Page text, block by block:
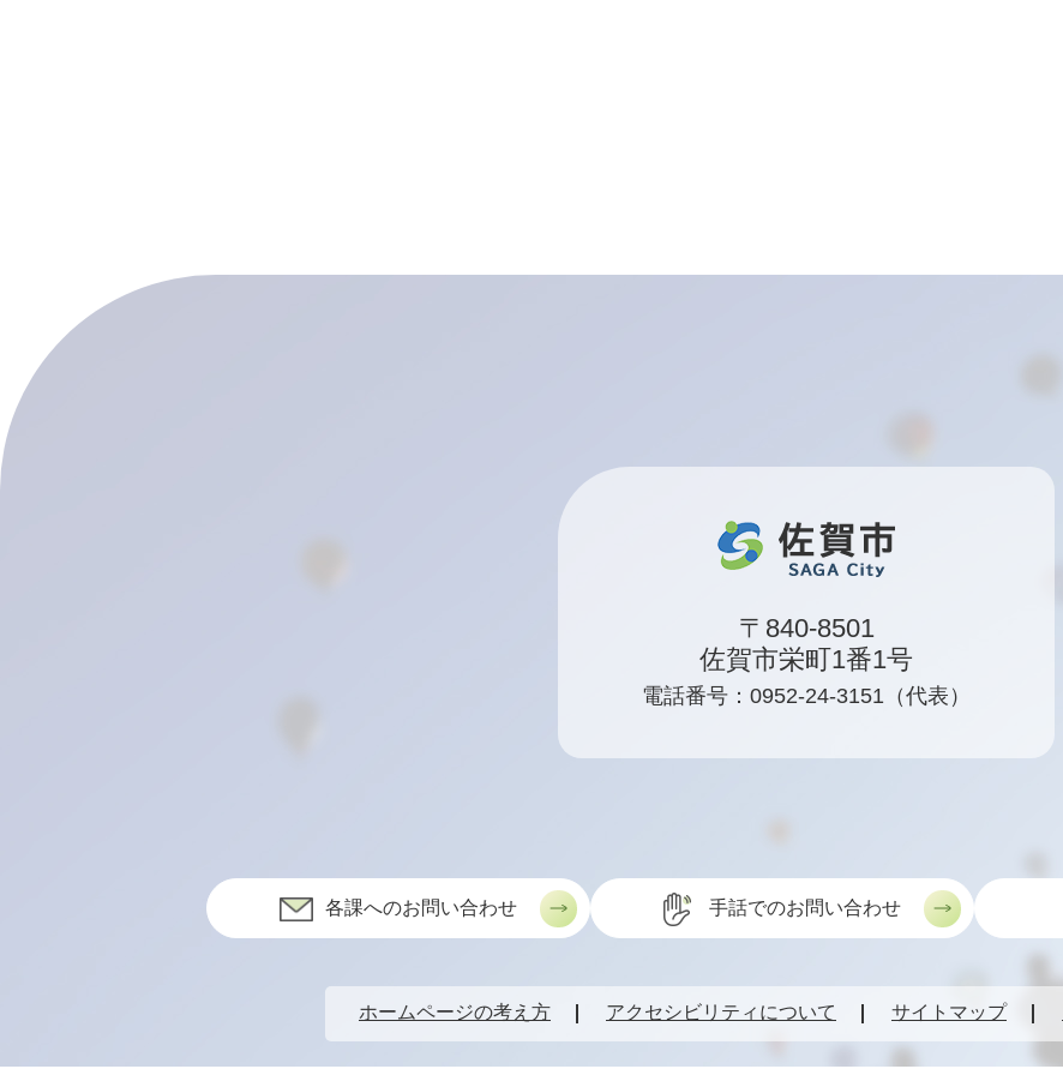
〒840-8501
佐賀市栄町1番1号
電話番号：0952-24-3151（代表）
各課へのお問い合わせ 手話でのお問い合わせ
ホームページの考え方 アクセシビリティについて サイトマップ